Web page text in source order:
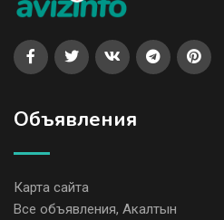
Объявления
Карта сайта
Все объявления, Акалтын